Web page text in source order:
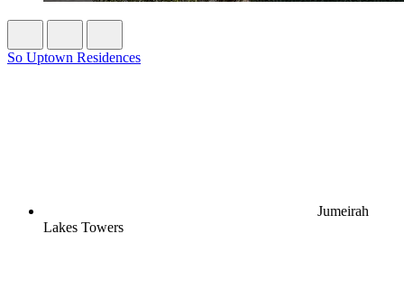
So Uptown Residences
Jumeirah
Lakes Towers